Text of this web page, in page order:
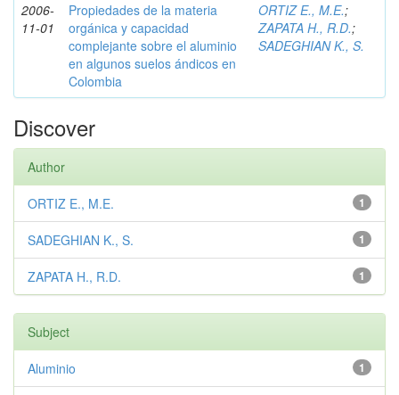
2006-
11-01
Propiedades de la materia
orgánica y capacidad
complejante sobre el aluminio
en algunos suelos ándicos en
Colombia
ORTIZ E., M.E.;
ZAPATA H., R.D.;
SADEGHIAN K., S.
Discover
Author
1
ORTIZ E., M.E.
1
SADEGHIAN K., S.
1
ZAPATA H., R.D.
Subject
1
Aluminio